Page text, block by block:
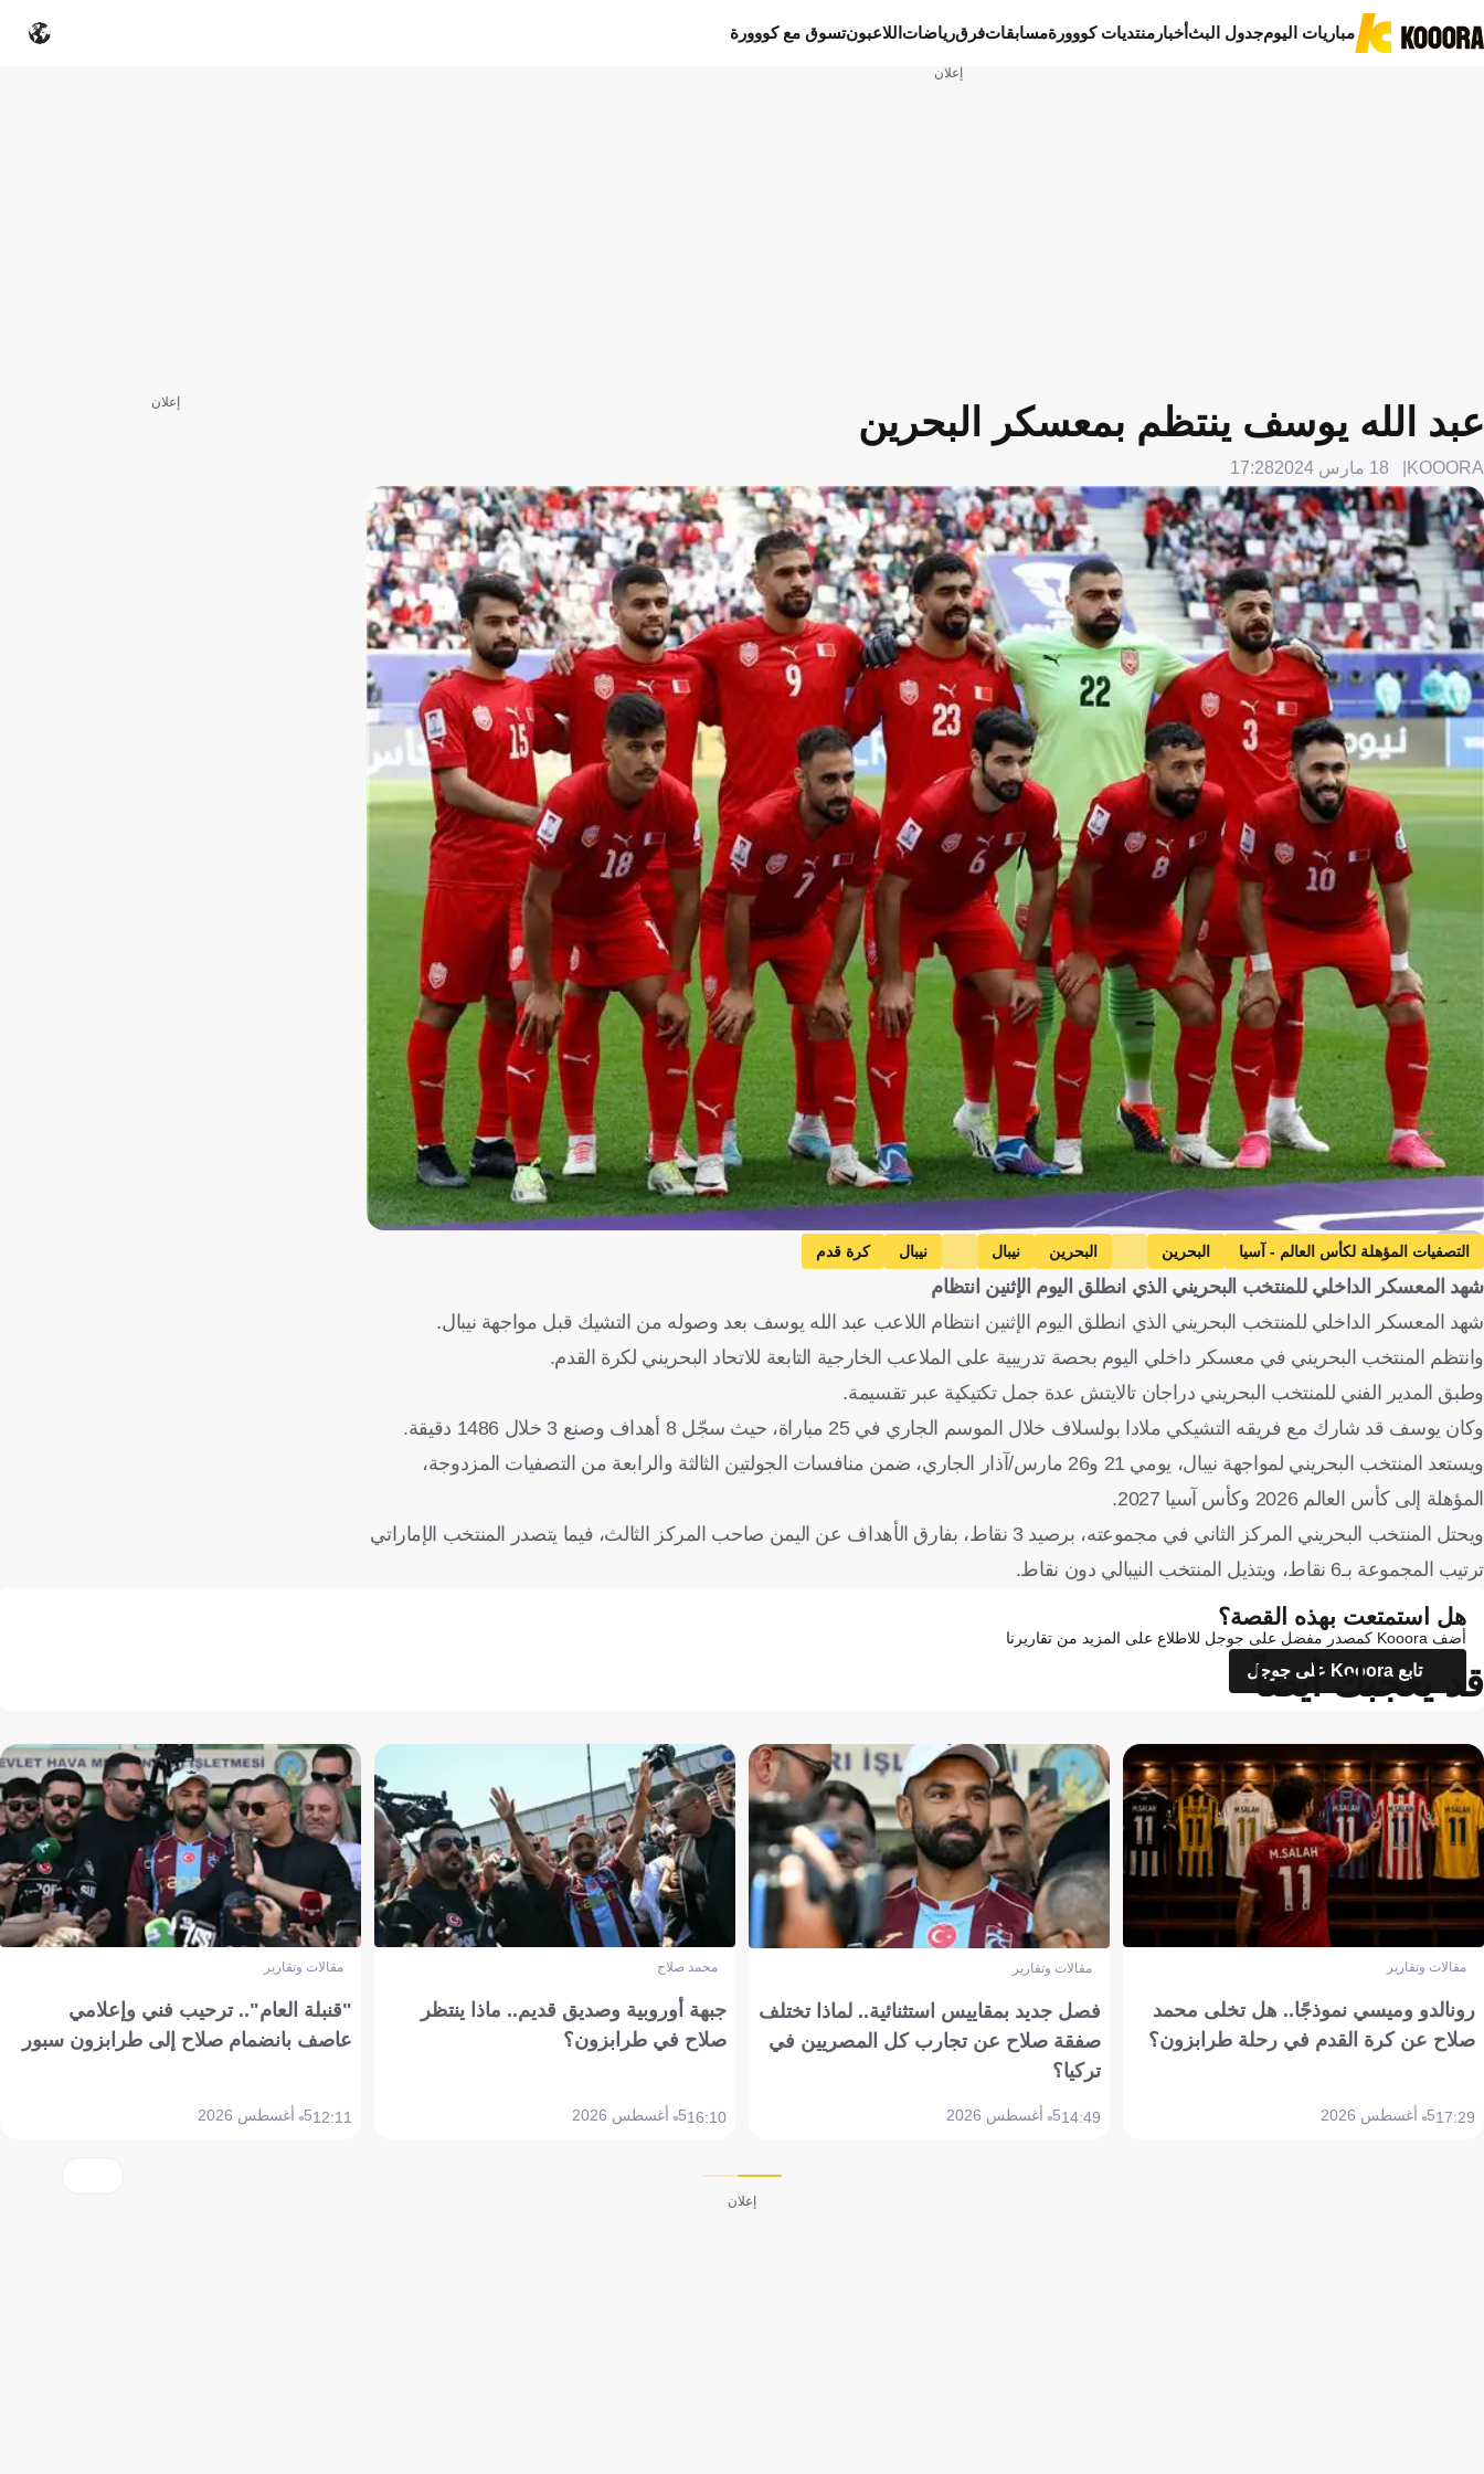
مباريات اليومجدول البثأخبار منتديات كووورةمسابقاتفرقرياضات اللاعبونتسوق مع كووورة
إعلان
عبد الله يوسف ينتظم بمعسكر البحرين
KOOORA 18 مارس 2024 17:28
AFP
التصفيات المؤهلة لكأس العالم - آسيا البحرين البحرين نيبال نيبال كرة قدم
شهد المعسكر الداخلي للمنتخب البحريني الذي انطلق اليوم الإثنين انتظام
شهد المعسكر الداخلي للمنتخب البحريني الذي انطلق اليوم الإثنين انتظام اللاعب عبد الله يوسف بعد وصوله من التشيك قبل مواجهة نيبال.
وانتظم المنتخب البحريني في معسكر داخلي اليوم بحصة تدريبية على الملاعب الخارجية التابعة للاتحاد البحريني لكرة القدم.
وطبق المدير الفني للمنتخب البحريني دراجان تالايتش عدة جمل تكتيكية عبر تقسيمة.
وكان يوسف قد شارك مع فريقه التشيكي ملادا بولسلاف خلال الموسم الجاري في 25 مباراة، حيث سجّل 8 أهداف وصنع 3 خلال 1486 دقيقة.
ويستعد المنتخب البحريني لمواجهة نيبال، يومي 21 و26 مارس/آذار الجاري، ضمن منافسات الجولتين الثالثة والرابعة من التصفيات المزدوجة،
المؤهلة إلى كأس العالم 2026 وكأس آسيا 2027.
ويحتل المنتخب البحريني المركز الثاني في مجموعته، برصيد 3 نقاط، بفارق الأهداف عن اليمن صاحب المركز الثالث، فيما يتصدر المنتخب الإماراتي
ترتيب المجموعة بـ6 نقاط، ويتذيل المنتخب النيبالي دون نقاط.
إعلان
هل استمتعت بهذه القصة؟
أضف Kooora كمصدر مفضل على جوجل للاطلاع على المزيد من تقاريرنا
تابع Kooora على جوجل
قد يعجبك أيضاً
مقالات وتقارير
رونالدو وميسي نموذجًا.. هل تخلى محمد
صلاح عن كرة القدم في رحلة طرابزون؟
17:295 أغسطس 2026
مقالات وتقارير
فصل جديد بمقاييس استثنائية.. لماذا تختلف
صفقة صلاح عن تجارب كل المصريين في
تركيا؟
14:495 أغسطس 2026
محمد صلاح
جبهة أوروبية وصديق قديم.. ماذا ينتظر
صلاح في طرابزون؟
16:105 أغسطس 2026
مقالات وتقارير
"قنبلة العام".. ترحيب فني وإعلامي
عاصف بانضمام صلاح إلى طرابزون سبور
12:115 أغسطس 2026
إعلان